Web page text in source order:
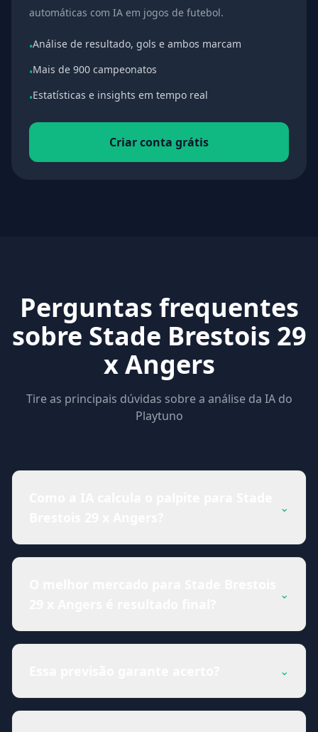
automáticas com IA em jogos de futebol.
•Análise de resultado, gols e ambos marcam
•Mais de 900 campeonatos
•Estatísticas e insights em tempo real
Criar conta grátis
Perguntas frequentes
sobre Stade Brestois 29
x Angers
Tire as principais dúvidas sobre a análise da IA do
Playtuno
⌄
⌄
⌄